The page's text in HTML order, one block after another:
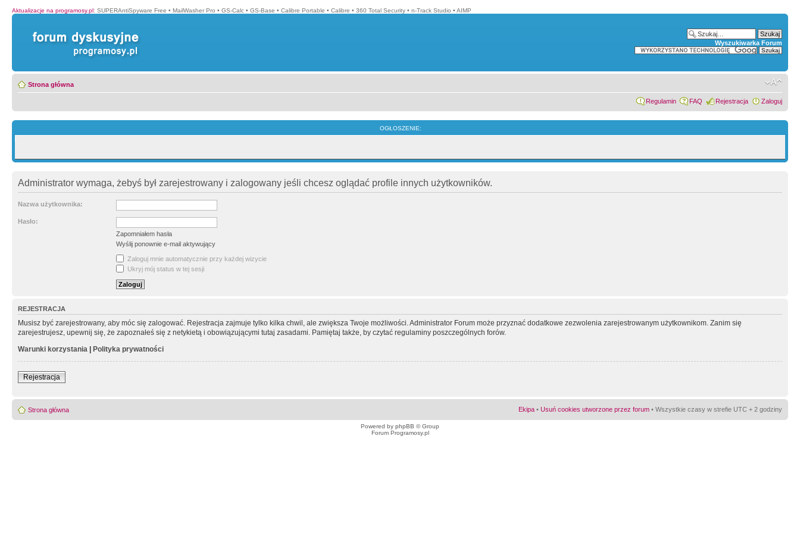
Aktualizacje na programosy.pl: SUPERAntiSpyware Free • MailWasher Pro • GS-Calc • GS-Base • Calibre Portable • Calibre • 360 Total Security • n-Track Studio • AIMP
Wyszukiwarka Forum
Strona główna
Regulamin FAQ Rejestracja Zaloguj
OGŁOSZENIE:
Administrator wymaga, żebyś był zarejestrowany i zalogowany jeśli chcesz oglądać profile innych użytkowników.
Nazwa użytkownika:
Hasło:
Zapomniałem hasła
Wyślij ponownie e-mail aktywujący
Zaloguj mnie automatycznie przy każdej wizycie
Ukryj mój status w tej sesji
REJESTRACJA
Musisz być zarejestrowany, aby móc się zalogować. Rejestracja zajmuje tylko kilka chwil, ale zwiększa Twoje możliwości. Administrator Forum może przyznać dodatkowe zezwolenia zarejestrowanym użytkownikom. Zanim się
zarejestrujesz, upewnij się, że zapoznałeś się z netykietą i obowiązującymi tutaj zasadami. Pamiętaj także, by czytać regulaminy poszczególnych forów.
Warunki korzystania | Polityka prywatności
Rejestracja
Strona główna Ekipa • Usuń cookies utworzone przez forum • Wszystkie czasy w strefie UTC + 2 godziny
Powered by phpBB © Group
Forum Programosy.pl